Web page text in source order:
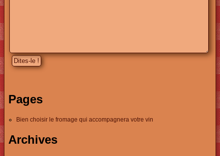
Pages
Bien choisir le fromage qui accompagnera votre vin
Archives